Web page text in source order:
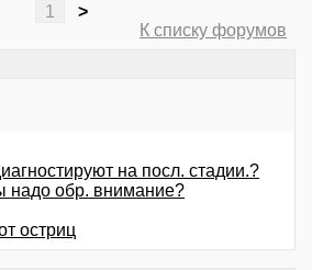
1
>
К списку форумов
на посл. стадии.?
надо обр. внимание?
остриц